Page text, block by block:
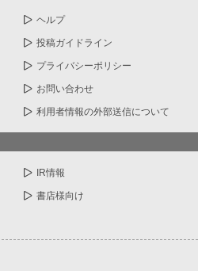
ヘルプ
投稿ガイドライン
プライバシーポリシー
お問い合わせ
利用者情報の外部送信について
IR情報
書店様向け